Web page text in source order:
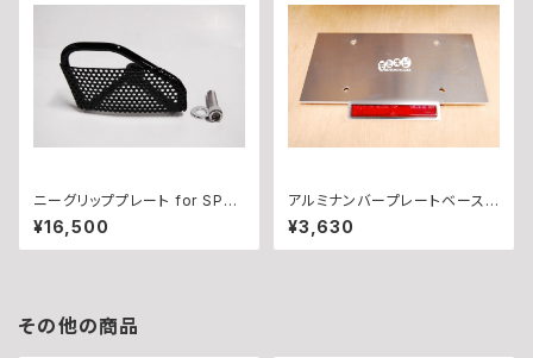
ニーグリッププレート for SPO
RTSTER with Normal Step
s
¥16,500
アルミナンバープレートベース・
リフレクター付き
¥3,630
その他の商品